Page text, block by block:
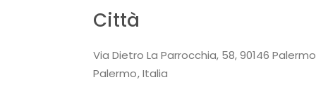
Città
Via Dietro La Parrocchia, 58, 90146 Palermo
Palermo Italia